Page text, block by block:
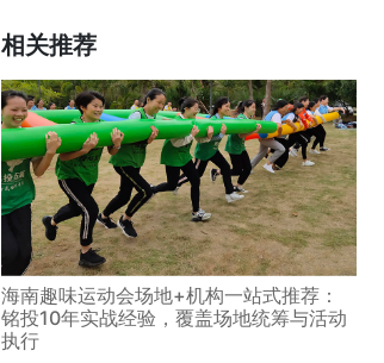
相关推荐
海南趣味运动会场地+机构一站式推荐：
铭投10年实战经验，覆盖场地统筹与活动
执行